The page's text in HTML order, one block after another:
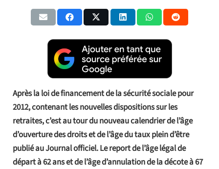
Après la loi de financement de la sécurité sociale pour
2012, contenant les nouvelles dispositions sur les
retraites, c’est au tour du nouveau calendrier de l’âge
d’ouverture des droits et de l’âge du taux plein d’être
publié au Journal officiel. Le report de l’âge légal de
départ à 62 ans et de l’âge d’annulation de la décote à 67